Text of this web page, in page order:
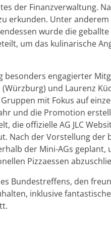
der Fi­nanz­ver­wal­tung.
er­kun­den. Unter
wurde die
um das ku­li­na­ri­sche
be­son­ders en­ga­gier­ter
(Würz­burg) und Lau­renz
mit Fokus auf
und die Pro­mo­ti­on
die of­fi­zi­el­le AG JLC
Nach der Vor­stel­lung
der Mini-AGs
Piz­zaes­sen
Bun­des­tref­fens, den
in­klu­si­ve